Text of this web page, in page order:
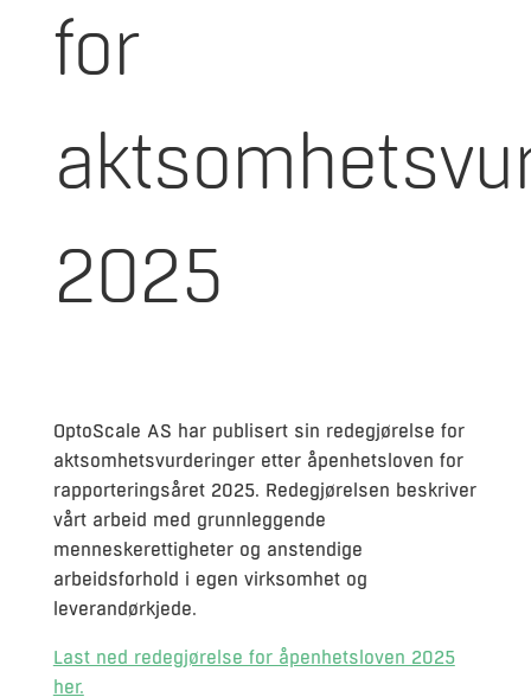
for
2025
OptoScale AS har publisert sin redegjørelse for
aktsomhetsvurderinger etter åpenhetsloven for
rapporteringsåret 2025. Redegjørelsen beskriver
vårt arbeid med grunnleggende
menneskerettigheter og anstendige
arbeidsforhold i egen virksomhet og
leverandørkjede.
Last ned redegjørelse for åpenhetsloven 2025
her.